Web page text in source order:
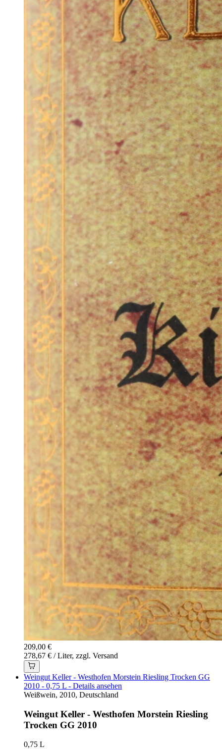
209,00 €
278,67 € / Liter, zzgl. Versand
Weingut Keller - Westhofen Morstein Riesling Trocken GG
2010 - 0,75 L - Details ansehen
Weißwein, 2010, Deutschland
Weingut Keller - Westhofen Morstein Riesling
Trocken GG 2010
0,75 L